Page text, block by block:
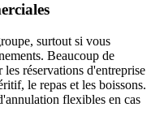
surtout si vous
Beaucoup de
les réservations d'entreprise
le repas et les boissons.
flexibles en cas